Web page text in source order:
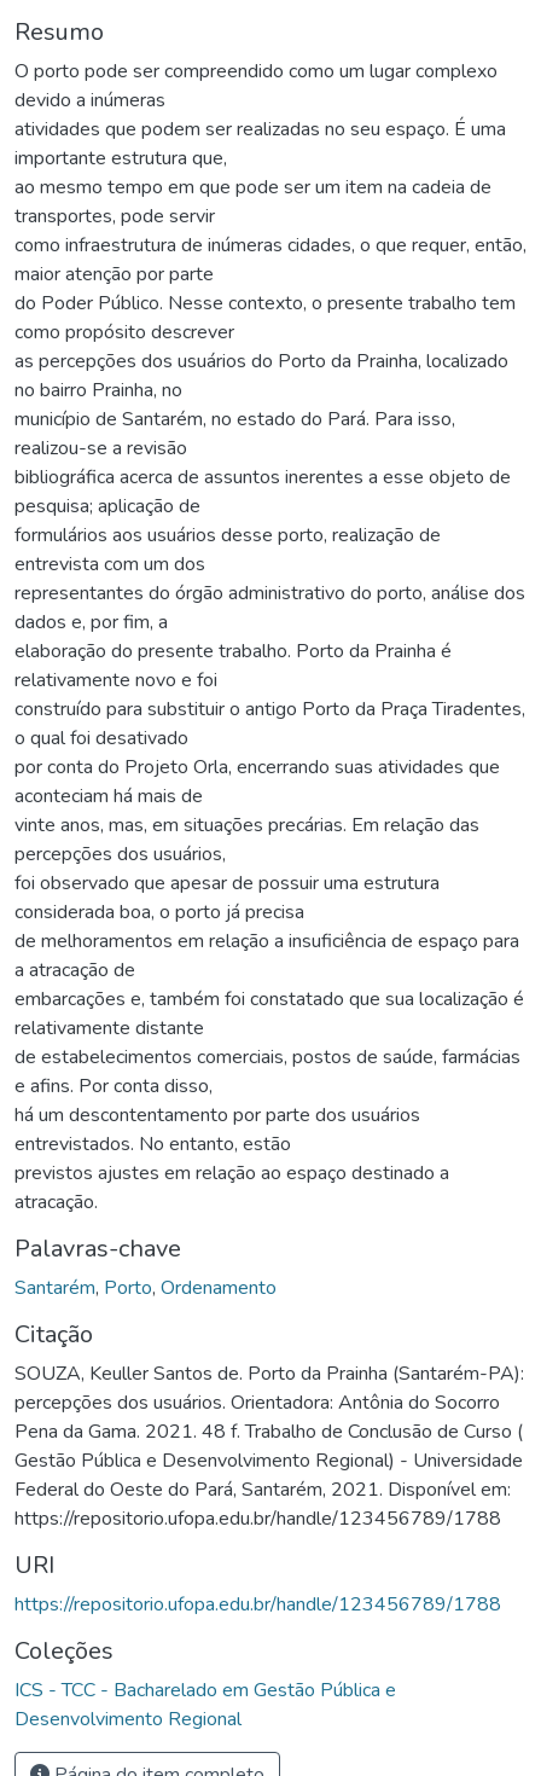
Resumo
O porto pode ser compreendido como um lugar complexo
devido a inúmeras
atividades que podem ser realizadas no seu espaço. É uma
importante estrutura que,
ao mesmo tempo em que pode ser um item na cadeia de
transportes, pode servir
como infraestrutura de inúmeras cidades, o que requer, então,
maior atenção por parte
do Poder Público. Nesse contexto, o presente trabalho tem
como propósito descrever
as percepções dos usuários do Porto da Prainha, localizado
no bairro Prainha, no
município de Santarém, no estado do Pará. Para isso,
realizou-se a revisão
bibliográfica acerca de assuntos inerentes a esse objeto de
pesquisa; aplicação de
formulários aos usuários desse porto, realização de
entrevista com um dos
representantes do órgão administrativo do porto, análise dos
dados e, por fim, a
elaboração do presente trabalho. Porto da Prainha é
relativamente novo e foi
construído para substituir o antigo Porto da Praça Tiradentes,
o qual foi desativado
por conta do Projeto Orla, encerrando suas atividades que
aconteciam há mais de
vinte anos, mas, em situações precárias. Em relação das
percepções dos usuários,
foi observado que apesar de possuir uma estrutura
considerada boa, o porto já precisa
de melhoramentos em relação a insuficiência de espaço para
a atracação de
embarcações e, também foi constatado que sua localização é
relativamente distante
de estabelecimentos comerciais, postos de saúde, farmácias
e afins. Por conta disso,
há um descontentamento por parte dos usuários
entrevistados. No entanto, estão
previstos ajustes em relação ao espaço destinado a
atracação.
Palavras-chave
Santarém, Porto, Ordenamento
Citação
SOUZA, Keuller Santos de. Porto da Prainha (Santarém-PA):
percepções dos usuários. Orientadora: Antônia do Socorro
Pena da Gama. 2021. 48 f. Trabalho de Conclusão de Curso (
Gestão Pública e Desenvolvimento Regional) - Universidade
Federal do Oeste do Pará, Santarém, 2021. Disponível em:
https://repositorio.ufopa.edu.br/handle/123456789/1788
URI
https://repositorio.ufopa.edu.br/handle/123456789/1788
Coleções
ICS - TCC - Bacharelado em Gestão Pública e
Desenvolvimento Regional